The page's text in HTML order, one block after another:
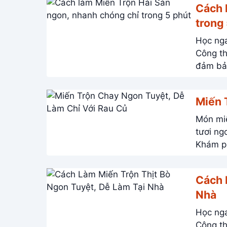
Cách
trong
Học
Công
đảm
Miến
Món
tươi ngon. Công thức đơn giản, nhanh chóng,
Khám
Cách
Nhà
Học
Công